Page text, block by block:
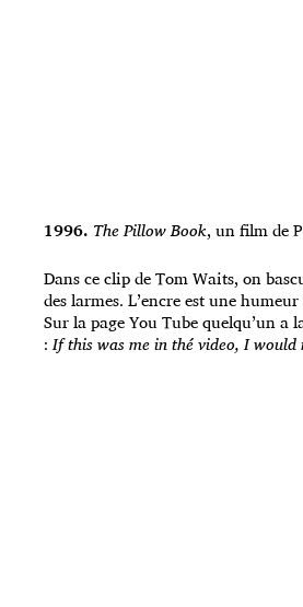
1996. The Pillow Book, un film de
Dans ce clip de Tom Waits, on
des larmes. L’encre est une
Sur la page You Tube quelqu’un a
:If this was me in thé video, I would